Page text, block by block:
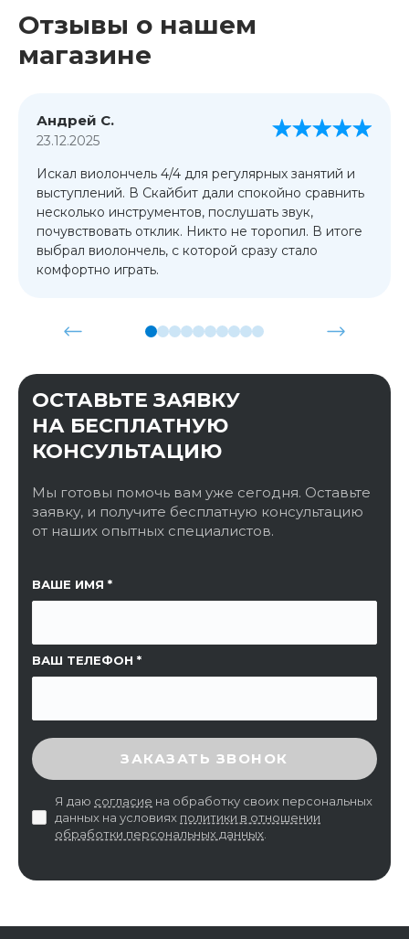
Отзывы о нашем
магазине
Андрей С.
23.12.2025
Искал виолончель 4/4 для регулярных занятий и
выступлений. В Скайбит дали спокойно сравнить
несколько инструментов, послушать звук,
почувствовать отклик. Никто не торопил. В итоге
выбрал виолончель, с которой сразу стало
комфортно играть.
ОСТАВЬТЕ ЗАЯВКУ
НА БЕСПЛАТНУЮ
КОНСУЛЬТАЦИЮ
Мы готовы помочь вам уже сегодня. Оставьте
заявку, и получите бесплатную консультацию
от наших опытных специалистов.
ВАШЕ ИМЯ
ВАШ ТЕЛЕФОН
ССЫЛКА НА СТРАНИЦУ
ВВЕДИТЕ ПРОВЕРОЧНЫЙ КОД
ЗАКАЗАТЬ ЗВОНОК
Я даю согласие на обработку своих персональных
данных на условиях политики в отношении
обработки персональных данных